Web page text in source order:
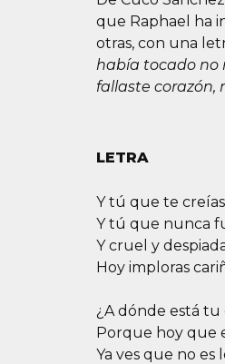
que Raphael ha
otras, con una
había tocado no
fallaste corazón,
LETRA
Y tú que te
Y tú que nunca
Y cruel y
Hoy imploras
¿A dónde está tu
Porque hoy que
Ya ves que no es